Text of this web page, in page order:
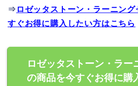
⇒ ロゼッタストーン・ラーニン
すぐお得に購入したい方はこちら
ロゼッタストーン・ラー
の商品を今すぐお得に購